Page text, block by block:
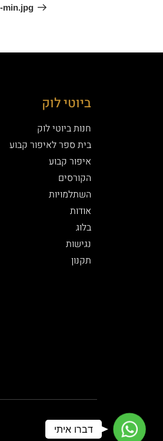
min.jpg
ביוטי לוק
חנות ביוטי לוק
בית ספר לאיפור קבוע
איפור קבוע
הקורסים
השתלמויות
אודות
בלוג
נגישות
תקנון
WhatsAppדברו איתי